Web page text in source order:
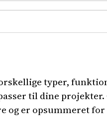
typer,
til dine
er opsummeret